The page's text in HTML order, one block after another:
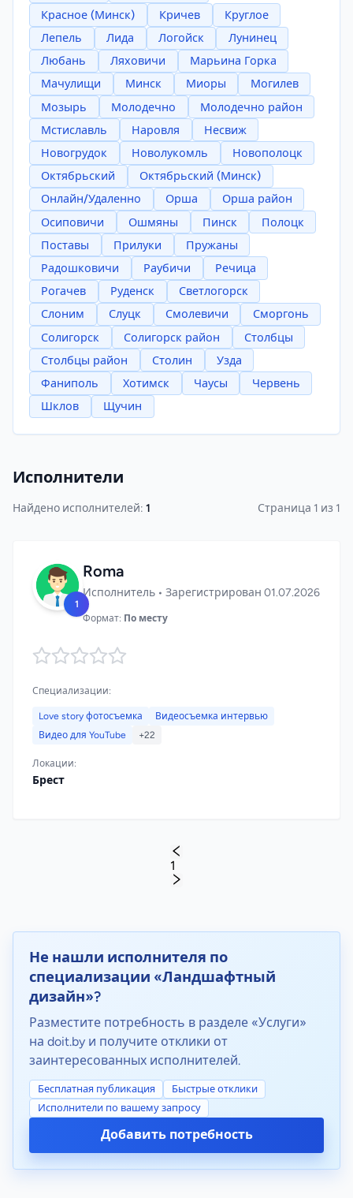
Красное (Минск)
Кричев
Круглое
Лепель
Лида Логойск
Лунинец
Любань
Ляховичи
Марьина Горка
Мачулищи
Минск Миоры
Могилев
Мозырь
Молодечно
Молодечно район
Мстиславль
Наровля
Несвиж
Новогрудок
Новолукомль
Новополоцк
Октябрьский
Октябрьский (Минск)
Онлайн/Удаленно
Орша
Орша район
Осиповичи
Ошмяны Пинск
Полоцк
Поставы
Прилуки
Пружаны
Радошковичи
Раубичи
Речица
Рогачев
Руденск
Светлогорск
Слоним
Слуцк Смолевичи
Сморгонь
Солигорск
Солигорск район
Столбцы
Столбцы район
Столин
Узда
Фаниполь
Хотимск Чаусы
Червень
Шклов
Щучин
Исполнители
Найдено исполнителей: 1 Страница 1 из 1
1
Roma
Исполнитель • Зарегистрирован 01.07.2026
Формат: По месту
Специализации:
Love story фотосъемка
Видеосъемка интервью
Видео для YouTube
+22
Локации:
Брест
1
Не нашли исполнителя по
специализации «Ландшафтный
дизайн»?
Разместите потребность в разделе «Услуги»
на doit.by и получите отклики от
заинтересованных исполнителей.
Бесплатная публикация
Быстрые отклики
Исполнители по вашему запросу
Добавить потребность